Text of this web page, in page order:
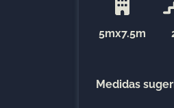
5mx7.5m
Medidas